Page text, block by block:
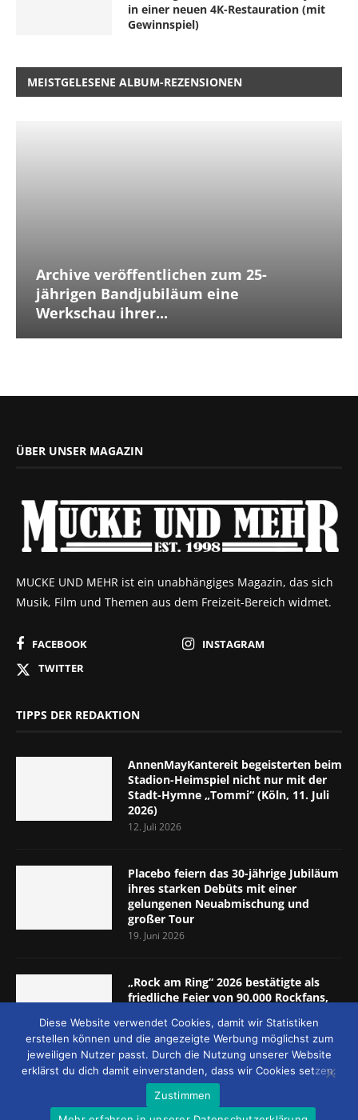
in einer neuen 4K-Restauration (mit
Gewinnspiel)
MEISTGELESENE ALBUM-REZENSIONEN
Archive veröffentlichen zum 25-
jährigen Bandjubiläum eine
Werkschau ihrer...
ÜBER UNSER MAGAZIN
MUCKE UND MEHR ist ein unabhängiges Magazin, das sich
Musik, Film und Themen aus dem Freizeit-Bereich widmet.
FACEBOOK
INSTAGRAM
TWITTER
TIPPS DER REDAKTION
AnnenMayKantereit begeisterten beim
Stadion-Heimspiel nicht nur mit der
Stadt-Hymne „Tommi“ (Köln, 11. Juli
2026)
12. Juli 2026
Placebo feiern das 30-jährige Jubiläum
ihres starken Debüts mit einer
gelungenen Neuabmischung und
großer Tour
19. Juni 2026
„Rock am Ring“ 2026 bestätigte als
friedliche Feier von 90.000 Rockfans,
5.-7. Juni 2026)
8. Juni 2026
Diese Website verwendet Cookies, damit wir Statistiken
erstellen können und die angezeigte Werbung möglichst zum
jeweiligen Nutzer passt. Durch die Nutzung unserer Website
erklärst du dich damit einverstanden, dass wir Cookies setzen.
Zustimmen